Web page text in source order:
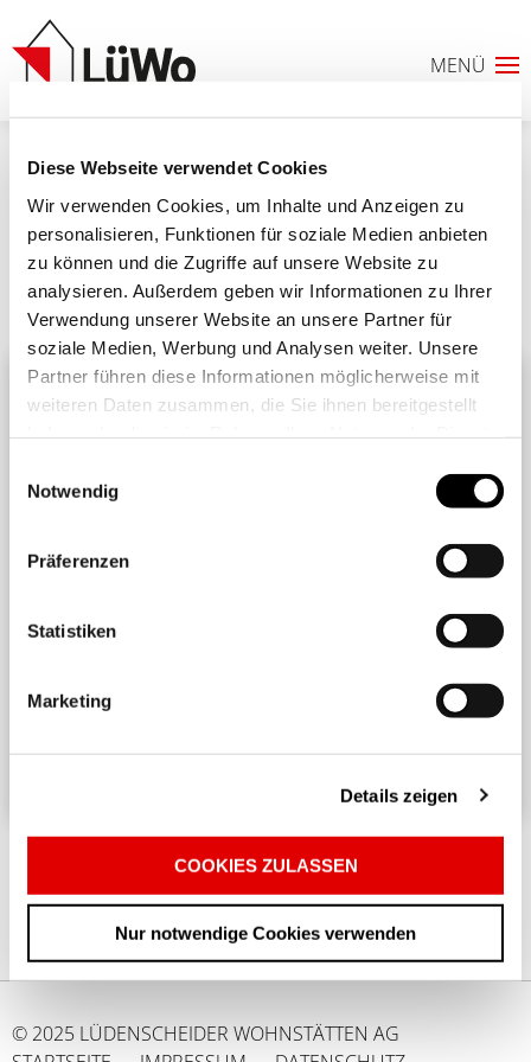
Diese Webseite verwendet Cookies
Wir verwenden Cookies, um Inhalte und Anzeigen zu
personalisieren, Funktionen für soziale Medien anbieten
zu können und die Zugriffe auf unsere Website zu
analysieren. Außerdem geben wir Informationen zu Ihrer
Verwendung unserer Website an unsere Partner für
soziale Medien, Werbung und Analysen weiter. Unsere
Partner führen diese Informationen möglicherweise mit
weiteren Daten zusammen, die Sie ihnen bereitgestellt
Cookies, wenn Sie unsere Webseite weiterhin nutzen.
Notwendig
Präferenzen
Statistiken
Marketing
Details zeigen
COOKIES ZULASSEN
Nur notwendige Cookies verwenden
Schadensmeldung
Ähnliche Beiträge Alle Beiträge
Harmonisches Wohnen untereinander
in einem Mehrparteienhaus erfordert
Rücksichtnahme und Achtsamkeit. ...
ANFRAGELISTE
© 2025 LÜDENSCHEIDER WOHNSTÄTTEN AG